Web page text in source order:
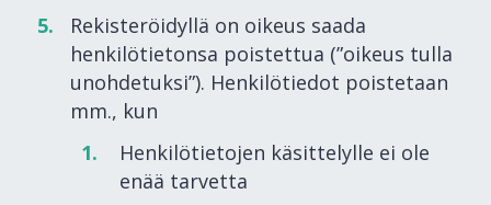
Rekisteröidyllä on oikeus saada
henkilötietonsa poistettua (”oikeus tulla
unohdetuksi”). Henkilötiedot poistetaan
mm., kun
Henkilötietojen käsittelylle ei ole
enää tarvetta